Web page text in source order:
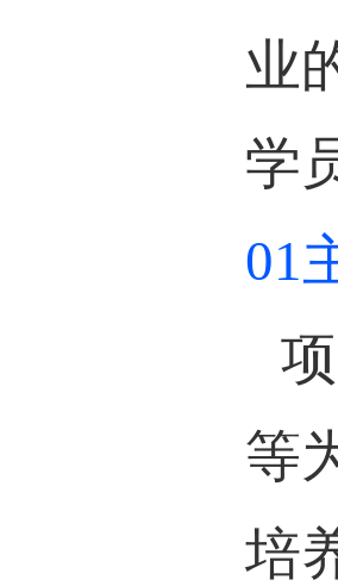
业
学
01
等
培